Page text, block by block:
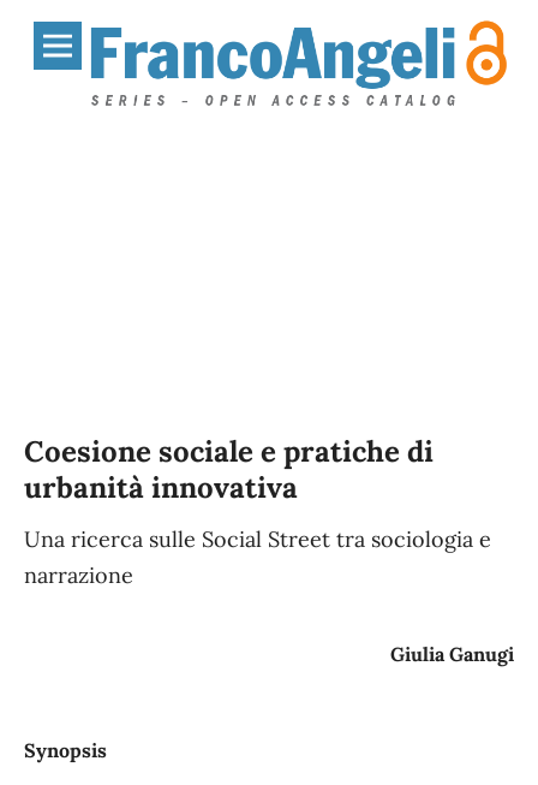
Coesione sociale e pratiche di
urbanità innovativa
Una ricerca sulle Social Street tra sociologia e
narrazione
Giulia Ganugi
Synopsis